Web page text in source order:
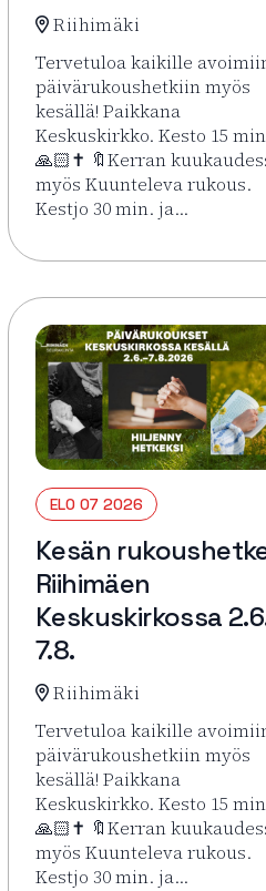
Riihimäen Keskuskirkossa
Riihimäki
Tervetuloa kaikille
päivärukoushetkiin myös
kesällä! Paikkana
Keskuskirkko. Kesto 15
🙏🏻✝️ 🔖Kerran
myös Kuunteleva rukous.
Kestjo 30 min. ja…
Lue lisää tapahtumasta
ELO 07 2026
Kesän
Riihimäen
Keskuskirkossa
7.8.
Riihimäki
Tervetuloa kaikille
päivärukoushetkiin myös
kesällä! Paikkana
Keskuskirkko. Kesto 15
🙏🏻✝️ 🔖Kerran
myös Kuunteleva rukous.
Kestjo 30 min. ja…